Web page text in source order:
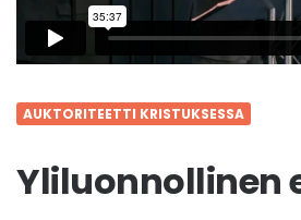
AUKTORITEETTI KRISTUKSESSA
Yliluonnollinen